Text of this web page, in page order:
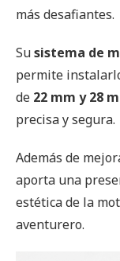
más desafiantes.
Susistema de
permite
de 22 mm y 28
precisa y segura.
Además de
aporta una
estética de la
aventurero.